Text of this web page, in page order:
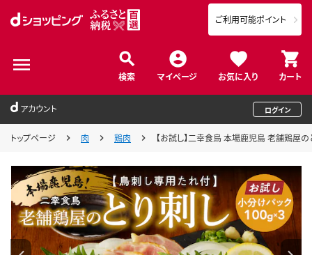
検索 マイページ お気に入り カート
ご利用可能ポイント
アカウント ログイン
トップページ 肉 鶏肉 【お試し】二幸食鳥 本場鹿児島 老舗鶏屋